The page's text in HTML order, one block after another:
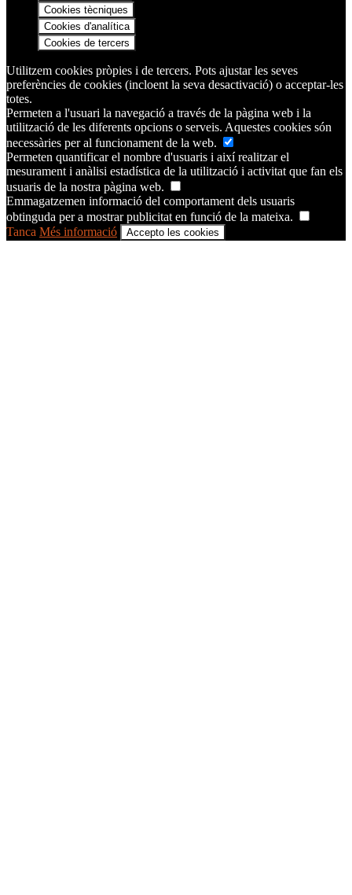
Cookies tècniques
Cookies d'analítica
Cookies de tercers
Utilitzem cookies pròpies i de tercers. Pots ajustar les seves
preferències de cookies (incloent la seva desactivació) o acceptar-les
totes.
Permeten a l'usuari la navegació a través de la pàgina web i la
utilització de les diferents opcions o serveis. Aquestes cookies són
necessàries per al funcionament de la web.
Permeten quantificar el nombre d'usuaris i així realitzar el
mesurament i anàlisi estadística de la utilització i activitat que fan els
usuaris de la nostra pàgina web.
Emmagatzemen informació del comportament dels usuaris
obtinguda per a mostrar publicitat en funció de la mateixa.
Tanca Més informació Accepto les cookies